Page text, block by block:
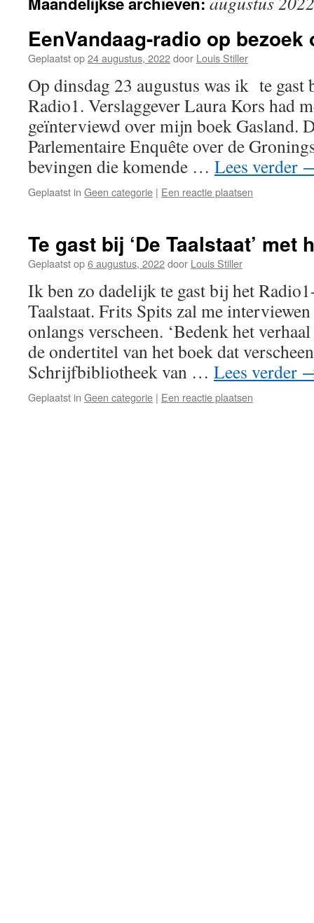
EenVandaag-radio op bezoek
Geplaatst op24 augustus, 2022door Louis Stiller
Op dinsdag 23 augustus was ik te gast
Radio1. Verslaggever Laura Kors had
geïnterviewd over mijn boek Gasland.
Parlementaire Enquête over de
bevingen die komende … Lees verder
Geplaatst in Geen categorie | Een reactie plaatsen
Te gast bij ‘De Taalstaat’ met
Geplaatst op6 augustus, 2022door Louis Stiller
Ik ben zo dadelijk te gast bij het
Taalstaat. Frits Spits zal me
onlangs verscheen. ‘Bedenk het
de ondertitel van het boek dat
Schrijfbibliotheek van … Lees verder
Geplaatst in Geen categorie | Een reactie plaatsen